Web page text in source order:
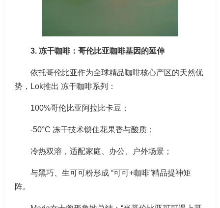
3. 冻干咖啡：哥伦比亚咖啡基因的延伸
依托哥伦比亚作为全球精品咖啡核心产区的天然优
势，Lok推出 冻干咖啡系列：
100%哥伦比亚阿拉比卡豆；
-50°C 冻干技术锁住花果香与酸质；
冷热双溶，适配家庭、办公、户外场景；
与黑巧、生可可粉形成 “可可+咖啡”精品提神矩
阵。